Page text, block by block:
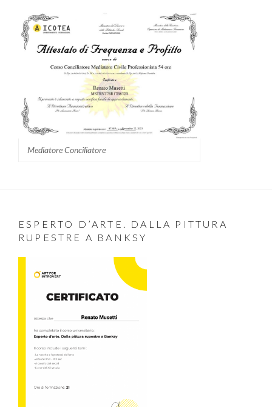
Mediatore Conciliatore
ESPERTO D’ARTE. DALLA PITTURA
RUPESTRE A BANKSY